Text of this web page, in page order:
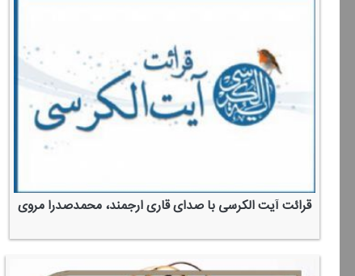
قرائت آیت الكرسی با صدای قاری ارجمند، محمدصدرا مروی